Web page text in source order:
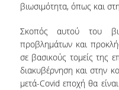
ΜΑΘΗΜΑΤΑ
ΑΛΛΑ
ΒΡΑΒΕΙΑ
βιωσιμότητα, όπως και
Σκοπός αυτού του
προβλημάτων και
σε βασικούς τομείς της
διακυβέρνηση και στην
μετά-Covid εποχή θα